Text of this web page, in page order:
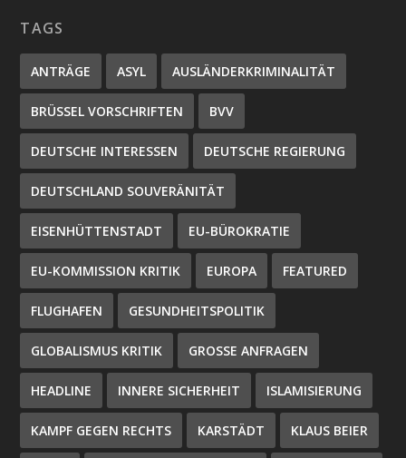
TAGS
ANTRÄGE ASYL AUSLÄNDERKRIMINALITÄT
BRÜSSEL VORSCHRIFTEN BVV
DEUTSCHE INTERESSEN DEUTSCHE REGIERUNG
DEUTSCHLAND SOUVERÄNITÄT
EISENHÜTTENSTADT EU-BÜROKRATIE
EU-KOMMISSION KRITIK EUROPA FEATURED
FLUGHAFEN GESUNDHEITSPOLITIK
GLOBALISMUS KRITIK GROSSE ANFRAGEN
HEADLINE INNERE SICHERHEIT ISLAMISIERUNG
KAMPF GEGEN RECHTS KARSTÄDT KLAUS BEIER